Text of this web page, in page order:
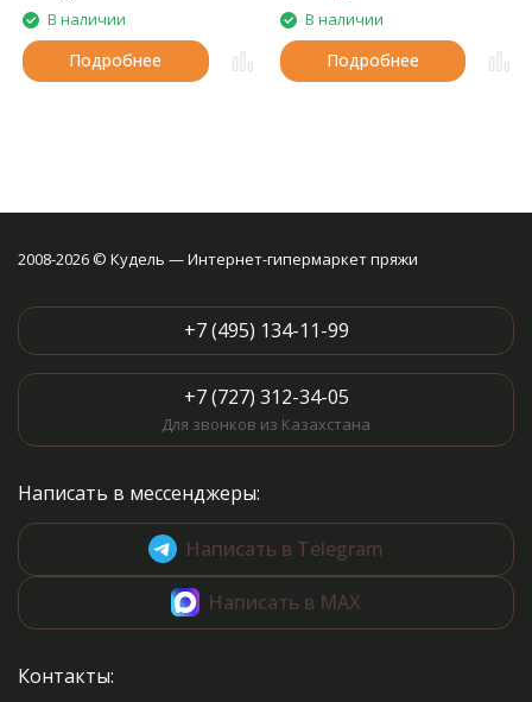
В наличии
Подробнее
В наличии
Подробнее
2008-2026 © Кудель — Интернет-гипермаркет пряжи
+7 (495) 134-11-99
+7 (727) 312-34-05
Для звонков из Казахстана
Написать в мессенджеры:
Написать в Telegram
Написать в MAX
Контакты: